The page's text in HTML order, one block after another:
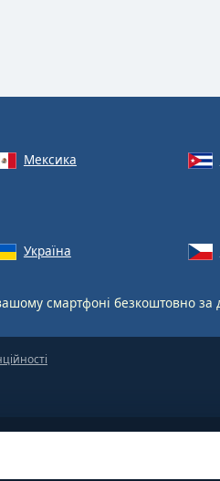
Мексика
Україна
смартфоні безкоштовно за